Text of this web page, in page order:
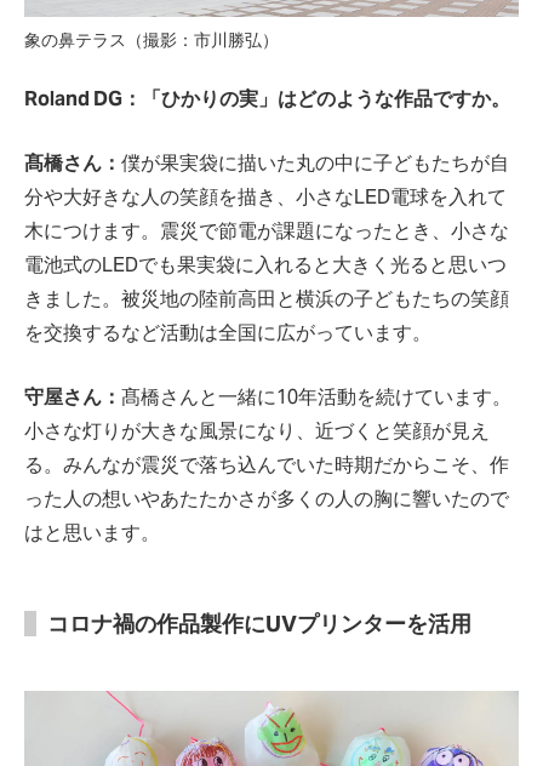
象の鼻テラス（撮影：市川勝弘）
Roland DG：「ひかりの実」はどのような作品ですか。
髙橋さん： 僕が果実袋に描いた丸の中に子どもたちが自
分や大好きな人の笑顔を描き、小さなLED電球を入れて
木につけます。震災で節電が課題になったとき、小さな
電池式のLEDでも果実袋に入れると大きく光ると思いつ
きました。被災地の陸前高田と横浜の子どもたちの笑顔
を交換するなど活動は全国に広がっています。
守屋さん： 髙橋さんと一緒に10年活動を続けています。
小さな灯りが大きな風景になり、近づくと笑顔が見え
る。みんなが震災で落ち込んでいた時期だからこそ、作
った人の想いやあたたかさが多くの人の胸に響いたので
はと思います。
コロナ禍の作品製作にUVプリンターを活用